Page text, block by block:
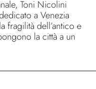
Toni Nicolini
a Venezia
fragilità dell’antico e
la città a un